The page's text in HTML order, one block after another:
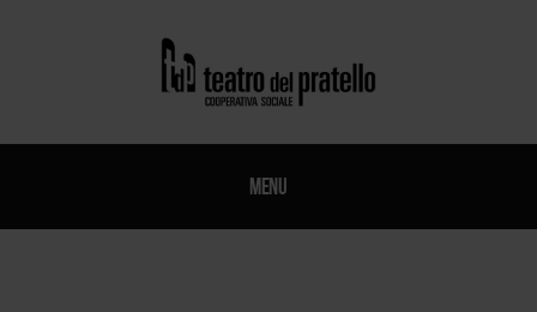
Menu